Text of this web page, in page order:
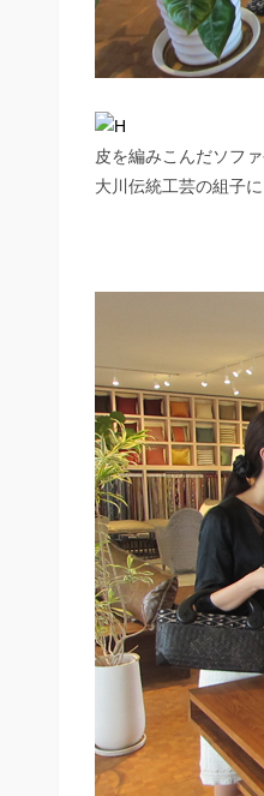
皮を編みこんだソフ
大川伝統工芸の組子